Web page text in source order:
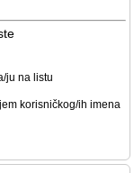
ju na listu
korisničkog/ih imena